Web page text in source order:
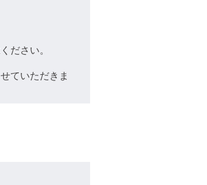
ださい。
ていただきま